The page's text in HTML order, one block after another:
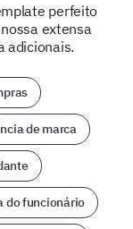
perfeito
extensa
adicionais.
de marca
do funcionário